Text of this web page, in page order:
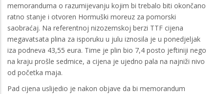
memoranduma o razumijevanju kojim bi trebalo biti okončano
ratno stanje i otvoren Hormuški moreuz za pomorski
saobraćaj. Na referentnoj nizozemskoj berzi TTF cijena
megavatsata plina za isporuku u julu iznosila je u ponedjeljak
iza podneva 43,55 eura. Time je plin bio 7,4 posto jeftiniji nego
na kraju prošle sedmice, a cijena je ujedno pala na najniži nivo
od početka maja.
Pad cijena uslijedio je nakon objave da bi memorandum